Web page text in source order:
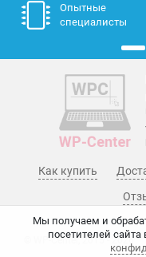
Мы получаем и
посетителей сайта
Опытные
специалисты
Как купить
© WP-Center, 2015 - 2026